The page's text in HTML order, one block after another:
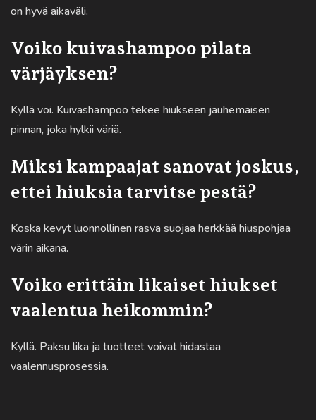
on hyvä aikaväli.
Voiko kuivashampoo pilata
värjäyksen?
Kyllä voi. Kuivashampoo tekee hiukseen jauhemaisen
pinnan, joka hylkii väriä.
Miksi kampaajat sanovat joskus,
ettei hiuksia tarvitse pestä?
Koska kevyt luonnollinen rasva suojaa herkkää hiuspohjaa
värin aikana.
Voiko erittäin likaiset hiukset
vaalentua heikommin?
Kyllä. Paksu lika ja tuotteet voivat hidastaa
vaalennusprosessia.